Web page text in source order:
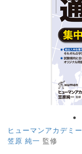
ヒューマンアカデミー
笠原 純一 監修